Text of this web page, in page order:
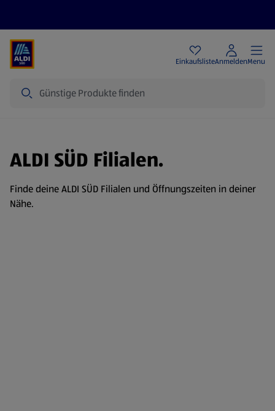
EinkaufslisteAnmeldenMenu
ALDI SÜD Filialen.
Finde deine ALDI SÜD Filialen und Öffnungszeiten in deiner
Nähe.